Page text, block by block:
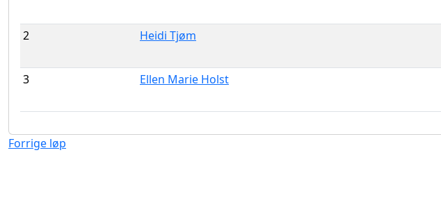
2 Heidi Tjøm
3 Ellen Marie Holst
Forrige løp